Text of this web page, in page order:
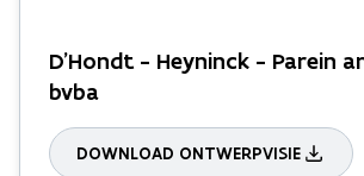
D'Hondt - Heyninck - Parein
bvba
DOWNLOAD ONTWERPVISIE